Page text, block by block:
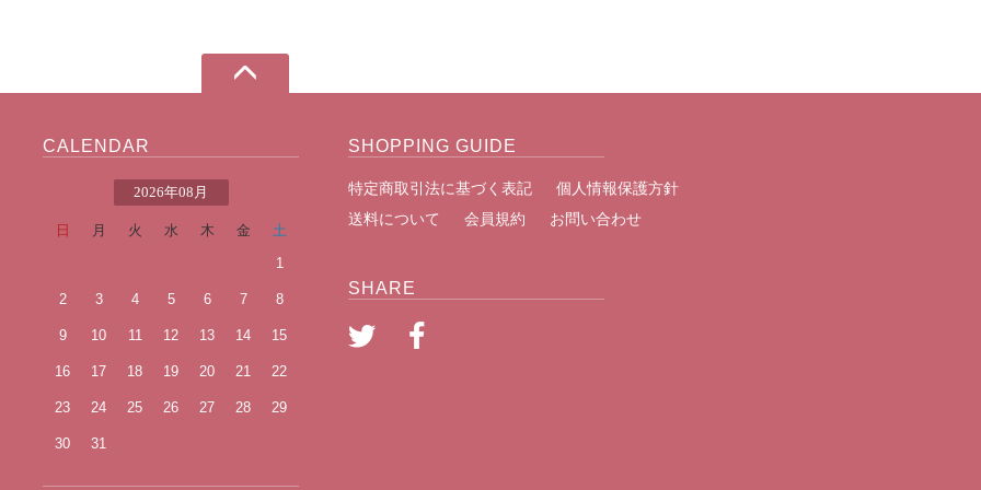
CALENDAR
2026年08月
日 月 火 水 木 金
土
1
2 3 4 5 6 7 8
9 10 11 12 13 14 15
16 17 18 19 20 21 22
23 24 25 26 27 28 29
30 31
SHOPPING GUIDE
特定商取引法に基づく表記
個人情報保護方針
送料について
会員規約 お問い合わせ
SHARE